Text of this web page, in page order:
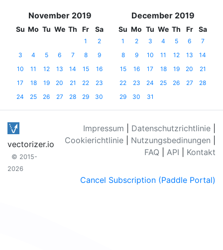
November 2019
Su Mo Tu We Th Fr Sa
1
2
3
4 5 6 7 8
9
10
11 12 13 14 15
16
17
18 19 20 21 22
23
24
25 26 27 28 29 30
December 2019
Su Mo Tu We Th Fr Sa
1 2 3 4 5 6
7
8
9 10 11 12 13
14
15
16 17 18 19 20
21
22
23 24 25 26 27
28
29
30 31
vectorizer.io
© 2015-
2026
Impressum Datenschutzrichtlinie
Cookierichtlinie
Nutzungsbedinungen
FAQ
API Kontakt
Cancel Subscription (Paddle Portal)